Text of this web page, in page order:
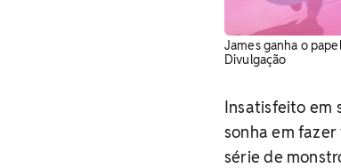
James ganha o
Divulgação
Insatisfeito em
sonha em
série de